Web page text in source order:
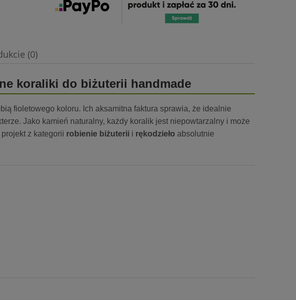
(0)
koraliki do biżuterii handmade
fioletowego koloru. Ich aksamitna faktura sprawia, że idealnie
Jako kamień naturalny, każdy koralik jest niepowtarzalny i może
z kategorii robienie biżuterii i rękodzieło absolutnie